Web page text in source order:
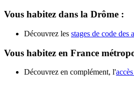
Vous habitez dans la Drôme :
Découvrez les stages de code des
Vous habitez en France
Découvrez en complément, l'